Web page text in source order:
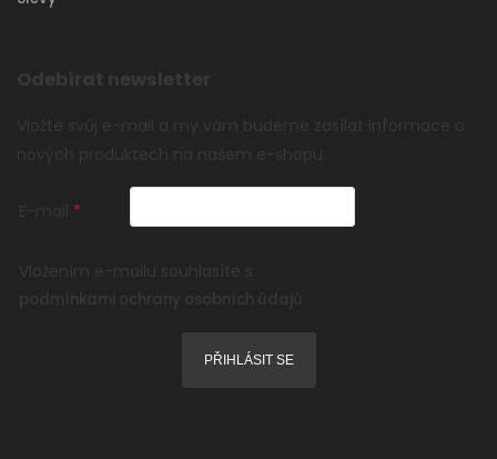
Odebírat newsletter
Vložte svůj e-mail a my vám budeme zasílat informace o
nových produktech na našem e-shopu.
E-mail
Vložením e-mailu souhlasíte s
podmínkami ochrany osobních údajů
PŘIHLÁSIT SE